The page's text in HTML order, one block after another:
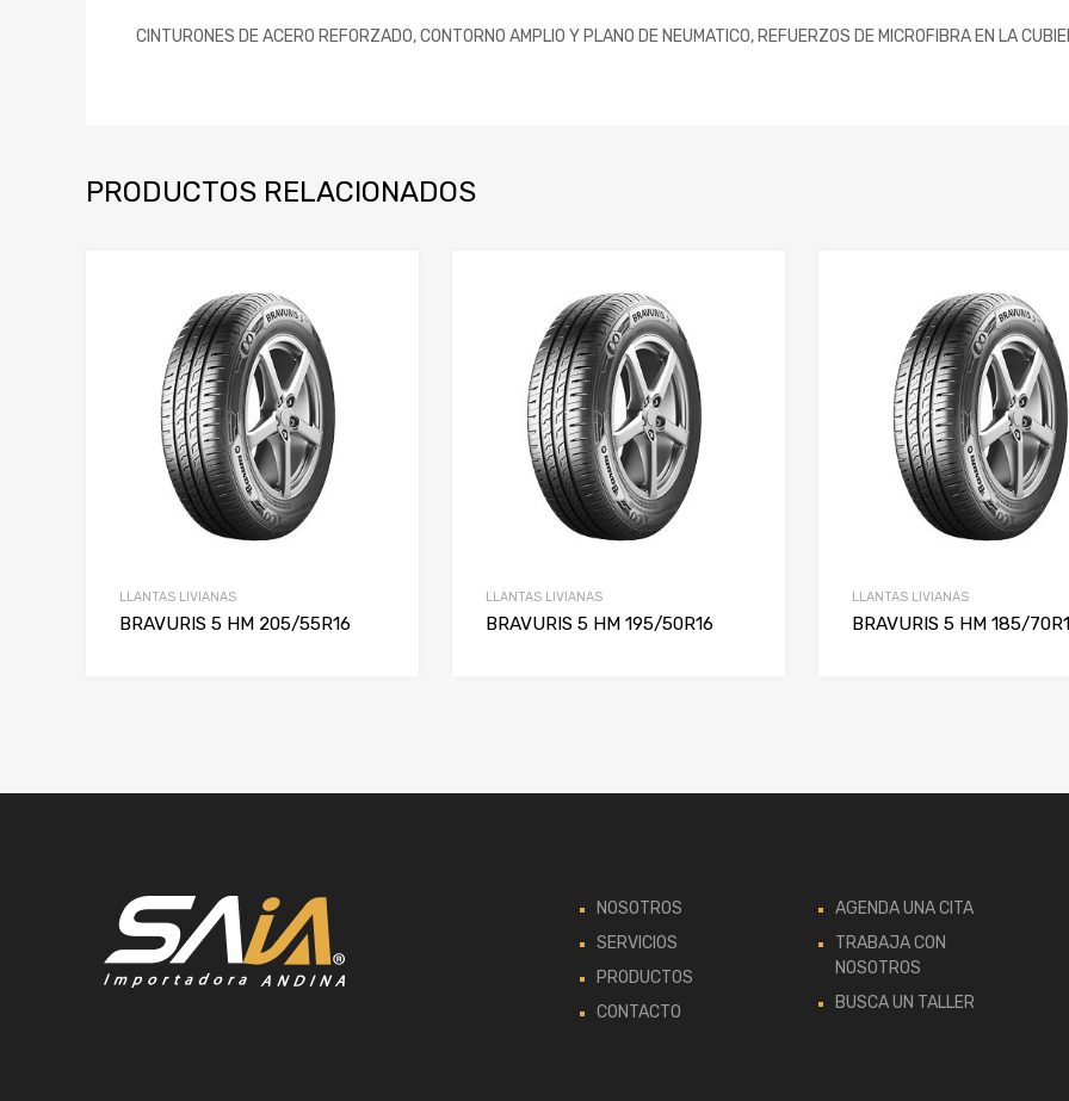
CINTURONES DE ACERO REFORZADO, CONTORNO AMPLIO Y PLANO DE NEUMATICO, REFUERZOS DE MICROFIBRA EN LA
PRODUCTOS RELACIONADOS
LLANTAS LIVIANAS
BRAVURIS 5 HM 205/55R16
LLANTAS LIVIANAS
BRAVURIS 5 HM 195/50R16
LLANTAS LIVIANAS
BRAVURIS 5 HM 185/
NOSOTROS
SERVICIOS
PRODUCTOS
CONTACTO
AGENDA UNA CITA
TRABAJA CON
NOSOTROS
BUSCA UN TALLER